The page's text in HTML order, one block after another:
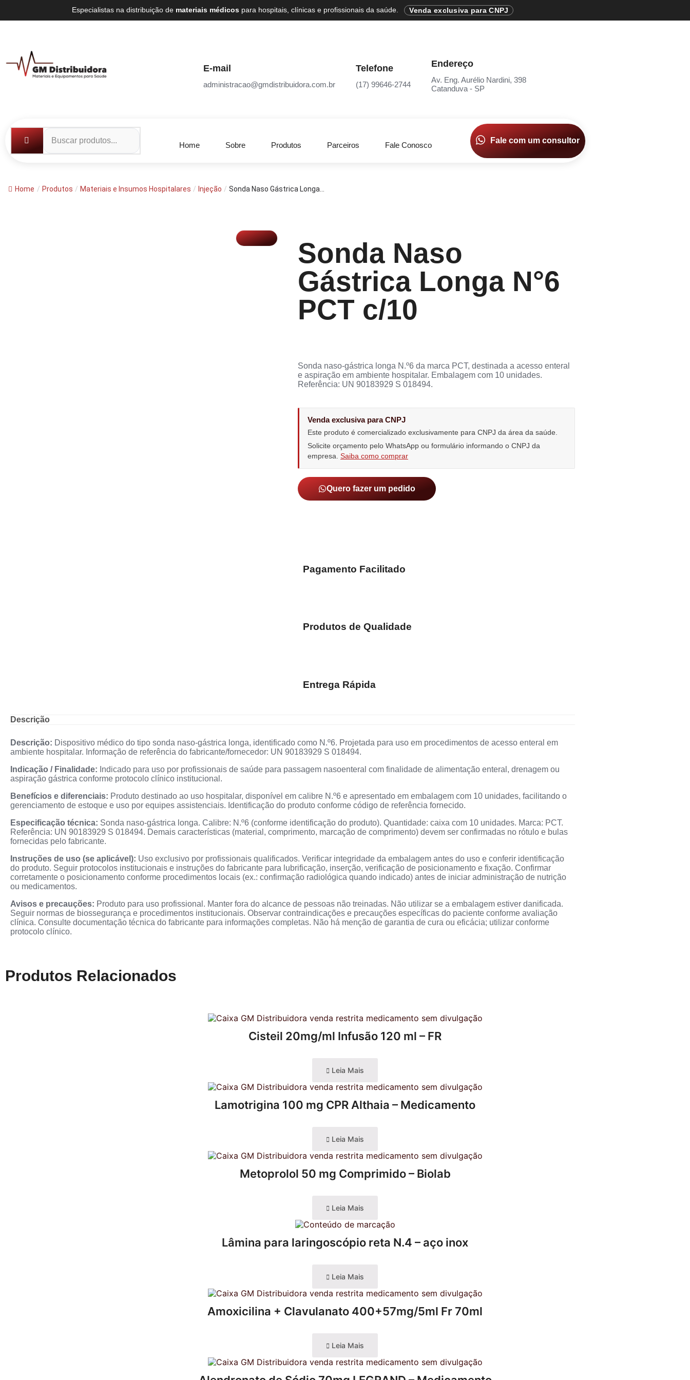
Especialistas na distribuição de materiais médicospara hospitais, clínicas e profissionais da saúde. Venda exclusiva para CNPJ
E-mail
administracao@gmdistribuidora.com.br
Telefone
(17) 99646-2744
Endereço
Av. Eng. Aurélio Nardini, 398
Catanduva - SP
Home Sobre Produtos Parceiros Fale Conosco
Fale com um consultor
Home / Produtos / Materiais e Insumos Hospitalares / Injeção / Sonda Naso Gástrica Longa...
Sonda Naso
Gástrica Longa N°6
PCT c/10
Sonda naso-gástrica longa N.º6 da marca PCT, destinada a acesso enteral
e aspiração em ambiente hospitalar. Embalagem com 10 unidades.
Referência: UN 90183929 S 018494.
Venda exclusiva para CNPJ
Este produto é comercializado exclusivamente para CNPJ da área da saúde.
Solicite orçamento pelo WhatsApp ou formulário informando o CNPJ da
empresa. Saiba como comprar
Quero fazer um pedido
Pagamento Facilitado
Produtos de Qualidade
Entrega Rápida
Descrição
Descrição: Dispositivo médico do tipo sonda naso-gástrica longa, identificado como N.º6. Projetada para uso em procedimentos de acesso enteral em
ambiente hospitalar. Informação de referência do fabricante/fornecedor: UN 90183929 S 018494.
Indicação / Finalidade: Indicado para uso por profissionais de saúde para passagem nasoenteral com finalidade de alimentação enteral, drenagem ou
aspiração gástrica conforme protocolo clínico institucional.
Benefícios e diferenciais: Produto destinado ao uso hospitalar, disponível em calibre N.º6 e apresentado em embalagem com 10 unidades, facilitando o
gerenciamento de estoque e uso por equipes assistenciais. Identificação do produto conforme código de referência fornecido.
Especificação técnica: Sonda naso-gástrica longa. Calibre: N.º6 (conforme identificação do produto). Quantidade: caixa com 10 unidades. Marca: PCT.
Referência: UN 90183929 S 018494. Demais características (material, comprimento, marcação de comprimento) devem ser confirmadas no rótulo e bulas
fornecidas pelo fabricante.
Instruções de uso (se aplicável): Uso exclusivo por profissionais qualificados. Verificar integridade da embalagem antes do uso e conferir identificação
do produto. Seguir protocolos institucionais e instruções do fabricante para lubrificação, inserção, verificação de posicionamento e fixação. Confirmar
corretamente o posicionamento conforme procedimentos locais (ex.: confirmação radiológica quando indicado) antes de iniciar administração de nutrição
ou medicamentos.
Avisos e precauções: Produto para uso profissional. Manter fora do alcance de pessoas não treinadas. Não utilizar se a embalagem estiver danificada.
Seguir normas de biossegurança e procedimentos institucionais. Observar contraindicações e precauções específicas do paciente conforme avaliação
clínica. Consulte documentação técnica do fabricante para informações completas. Não há menção de garantia de cura ou eficácia; utilizar conforme
protocolo clínico.
Produtos Relacionados
Cisteil 20mg/ml Infusão 120 ml – FR
Leia Mais
Lamotrigina 100 mg CPR Althaia – Medicamento
Leia Mais
Metoprolol 50 mg Comprimido – Biolab
Leia Mais
Lâmina para laringoscópio reta N.4 – aço inox
Leia Mais
Amoxicilina + Clavulanato 400+57mg/5ml Fr 70ml
Leia Mais